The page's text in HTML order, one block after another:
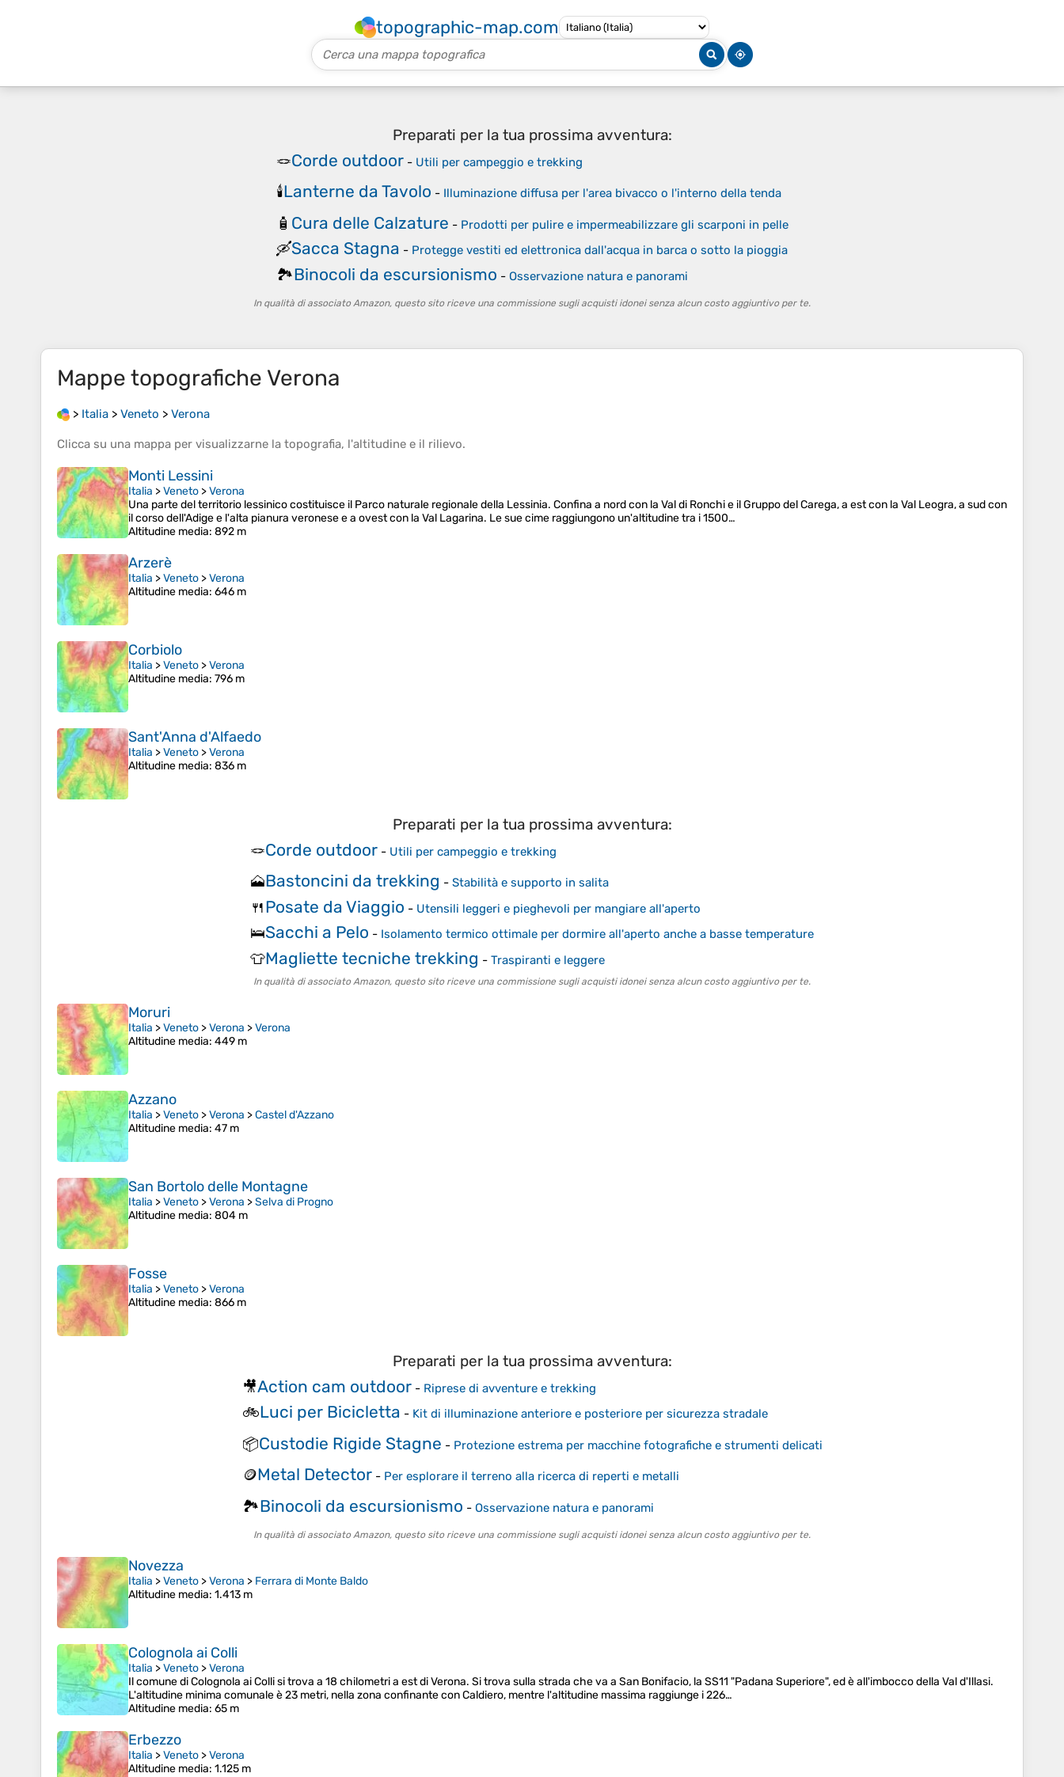
topographic-map.com
Preparati per la tua prossima avventura:
🪢Corde outdoor- Utili per campeggio e trekking
🕯️Lanterne da Tavolo - Illuminazione diffusa per l'area bivacco o l'interno della tenda
🧴 Cura delle Calzature - Prodotti per pulire e impermeabilizzare gli scarponi in pelle
🛶Sacca Stagna - Protegge vestiti ed elettronica dall'acqua in barca o sotto la pioggia
🏞️Binocoli da escursionismo - Osservazione natura e panorami
In qualità di associato Amazon, questo sito riceve una commissione sugli acquisti idonei senza alcun costo aggiuntivo per te.
Mappe topografiche Verona
> Italia > Veneto > Verona
Clicca su una mappa per visualizzarne la topografia, l'altitudine e il rilievo.
Monti Lessini
Italia >Veneto >Verona
Una parte del territorio lessinico costituisce il Parco naturale regionale della Lessinia. Confina a nord con la Val di Ronchi e il Gruppo del Carega, a est con la Val Leogra, a sud con
il corso dell'Adige e l'alta pianura veronese e a ovest con la Val Lagarina. Le sue cime raggiungono un'altitudine tra i 1500…
Altitudine media: 892 m
Arzerè
Italia >Veneto >Verona
Altitudine media: 646 m
Corbiolo
Italia >Veneto >Verona
Altitudine media: 796 m
Sant'Anna d'Alfaedo
Italia >Veneto >Verona
Altitudine media: 836 m
Preparati per la tua prossima avventura:
🪢Corde outdoor - Utili per campeggio e trekking
🗻Bastoncini da trekking - Stabilità e supporto in salita
🍴Posate da Viaggio - Utensili leggeri e pieghevoli per mangiare all'aperto
🛌Sacchi a Pelo - Isolamento termico ottimale per dormire all'aperto anche a basse temperature
👕Magliette tecniche trekking - Traspiranti e leggere
In qualità di associato Amazon, questo sito riceve una commissione sugli acquisti idonei senza alcun costo aggiuntivo per te.
Moruri
Italia >Veneto >Verona >Verona
Altitudine media: 449 m
Azzano
Italia >Veneto >Verona >Castel d'Azzano
Altitudine media: 47 m
San Bortolo delle Montagne
Italia >Veneto >Verona >Selva di Progno
Altitudine media: 804 m
Fosse
Italia >Veneto >Verona
Altitudine media: 866 m
Preparati per la tua prossima avventura:
🎥Action cam outdoor- Riprese di avventure e trekking
🚲Luci per Bicicletta - Kit di illuminazione anteriore e posteriore per sicurezza stradale
📦Custodie Rigide Stagne - Protezione estrema per macchine fotografiche e strumenti delicati
🪙Metal Detector- Per esplorare il terreno alla ricerca di reperti e metalli
🏞️Binocoli da escursionismo - Osservazione natura e panorami
In qualità di associato Amazon, questo sito riceve una commissione sugli acquisti idonei senza alcun costo aggiuntivo per te.
Novezza
Italia >Veneto >Verona > Ferrara di Monte Baldo
Altitudine media: 1.413 m
Colognola ai Colli
Italia >Veneto >Verona
Il comune di Colognola ai Colli si trova a 18 chilometri a est di Verona. Si trova sulla strada che va a San Bonifacio, la SS11 "Padana Superiore", ed è all'imbocco della Val d'Illasi.
L'altitudine minima comunale è 23 metri, nella zona confinante con Caldiero, mentre l'altitudine massima raggiunge i 226…
Altitudine media: 65 m
Erbezzo
Italia >Veneto >Verona
Altitudine media: 1.125 m